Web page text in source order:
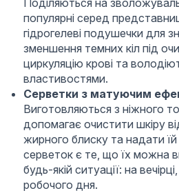
Поділяються на
популярні серед
гідрогелеві подушечки для
зменшення темних кіл під
циркуляцію крові та
властивостями.
Серветки з матуючим
Виготовляються з ніжного
допомагає очистити шкіру
жирного блиску та надати
серветок є те, що їх можна
будь-якій ситуації: на
робочого дня.